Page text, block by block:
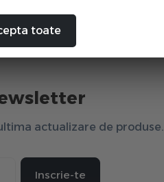
actualizare de produse.
Inscrie-te
toate